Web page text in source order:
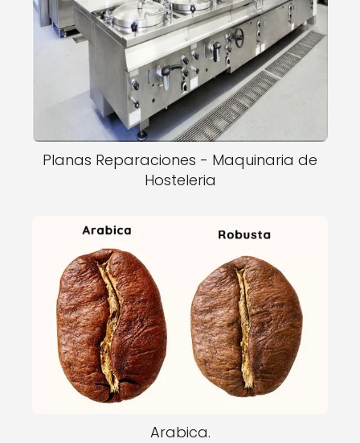
Planas Reparaciones - Maquinaria de
Hosteleria
Arabica.